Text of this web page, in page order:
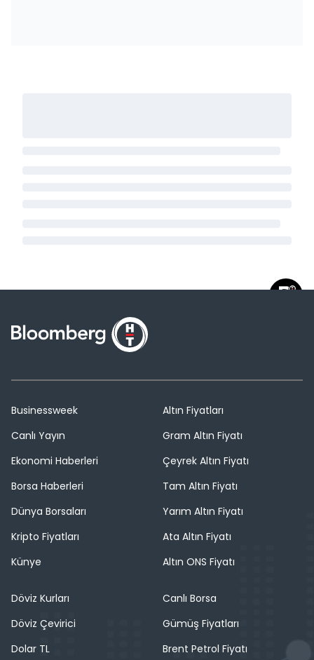
Businessweek
Canlı Yayın
Ekonomi Haberleri
Borsa Haberleri
Dünya Borsaları
Kripto Fiyatları
Künye
Altın Fiyatları
Gram Altın Fiyatı
Çeyrek Altın Fiyatı
Tam Altın Fiyatı
Yarım Altın Fiyatı
Ata Altın Fiyatı
Altın ONS Fiyatı
Döviz Kurları
Döviz Çevirici
Dolar TL
Canlı Borsa
Gümüş Fiyatları
Brent Petrol Fiyatı